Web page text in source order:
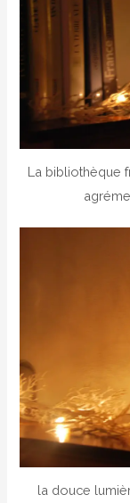
La bibliothèque
la douce